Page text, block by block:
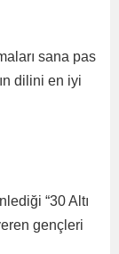
sana pas
dilini en iyi
“30 Altı
gençleri